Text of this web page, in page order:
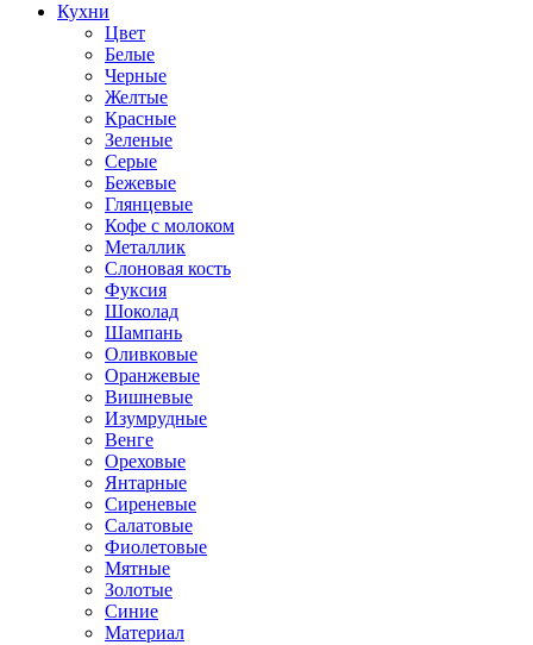
Кухни
Цвет
Белые
Черные
Желтые
Красные
Зеленые
Серые
Бежевые
Глянцевые
Кофе с молоком
Металлик
Слоновая кость
Фуксия
Шоколад
Шампань
Оливковые
Оранжевые
Вишневые
Изумрудные
Венге
Ореховые
Янтарные
Сиреневые
Салатовые
Фиолетовые
Мятные
Золотые
Синие
Материал